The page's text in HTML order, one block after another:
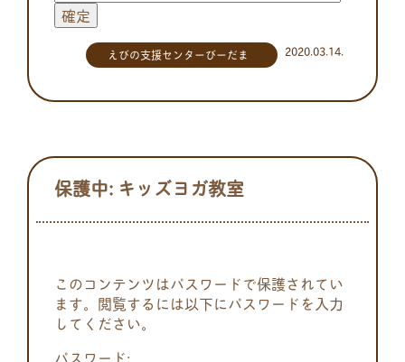
2020.03.14.
えびの支援センターびーだま
保護中: キッズヨガ教室
このコンテンツはパスワードで保護されてい
ます。閲覧するには以下にパスワードを入力
してください。
パスワード: